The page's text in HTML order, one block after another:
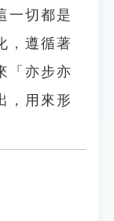
一切都是
，遵循著
「亦步亦
，用來形